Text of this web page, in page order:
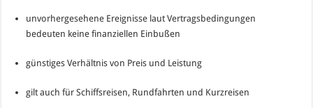
unvorhergesehene Ereignisse laut Vertragsbedingungen
bedeuten keine finanziellen Einbußen
günstiges Verhältnis von Preis und Leistung
gilt auch für Schiffsreisen, Rundfahrten und Kurzreisen